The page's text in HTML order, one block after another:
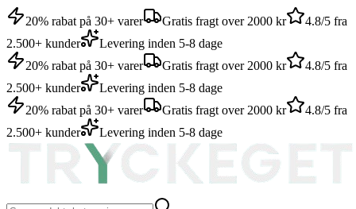
20% rabat på 30+ varer Gratis fragt over 2000 kr
4.8/5 fra
2.500+ kunder
Levering inden 5-8 dage
20% rabat på 30+ varer
Gratis fragt over 2000 kr
4.8/5 fra
2.500+ kunder
Levering inden 5-8 dage
20% rabat på 30+ varer
Gratis fragt over 2000 kr
4.8/5 fra
2.500+ kunder
Levering inden 5-8 dage